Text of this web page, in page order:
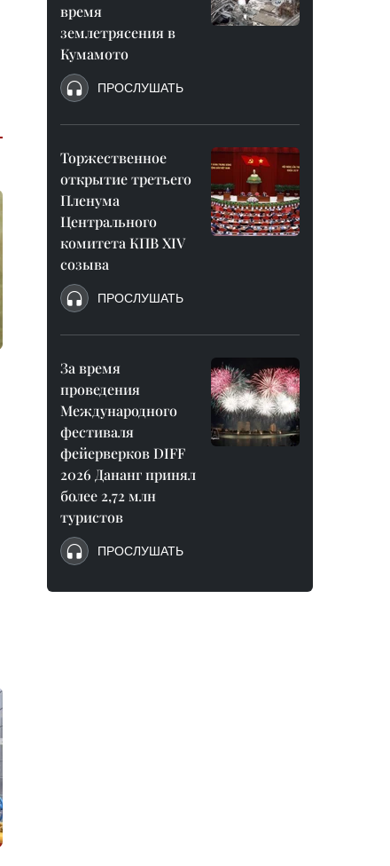
время
землетрясения в
Кумамото
ПРОСЛУШАТЬ
Торжественное
открытие третьего
Пленума
Центрального
комитета КПВ XIV
созыва
ПРОСЛУШАТЬ
За время
проведения
Международного
фестиваля
фейерверков DIFF
2026 Дананг принял
более 2,72 млн
туристов
ПРОСЛУШАТЬ